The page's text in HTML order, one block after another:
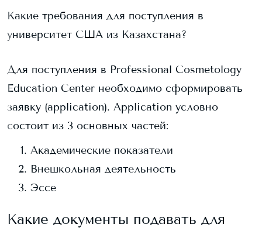
Какие требования для поступления в
университет США из Казахстана?
Для поступления в Professional Cosmetology
Education Center необходимо сформировать
заявку (application). Application условно
состоит из 3 основных частей:
Академические показатели
Внешкольная деятельность
Эссе
Какие документы подавать для